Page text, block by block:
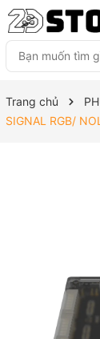
Trang chủ
SIGNAL RGB/